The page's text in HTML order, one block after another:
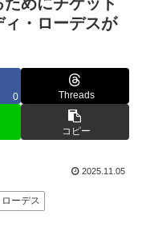
・ローデスが
0 Threads
コピー
2025.11.05
ーデス